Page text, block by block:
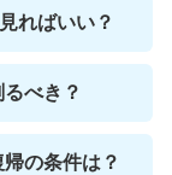
ればいい？
べき？
の条件は？